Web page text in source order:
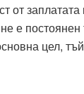
от заплатата
е
цел,